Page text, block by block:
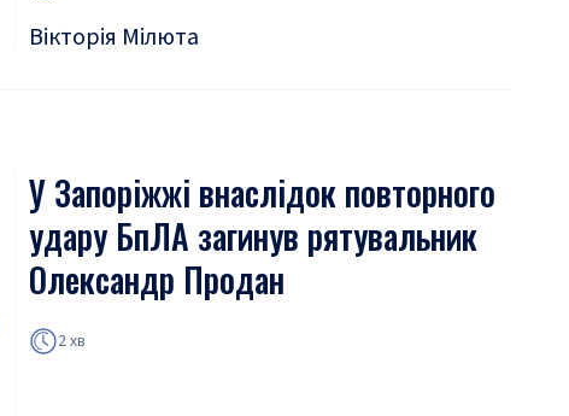
Вікторія Мілюта
У Запоріжжі внаслідок повторного
удару БпЛА загинув рятувальник
Олександр Продан
2 хв